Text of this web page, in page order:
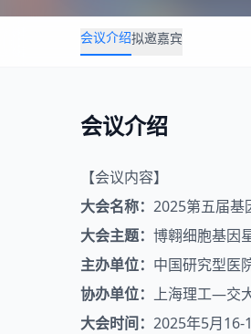
会议介绍拟邀嘉宾
会议介绍
【会议内容】
大会名称： 2025第五届基
大会主题： 博翱细胞基因
主办单位： 中国研究型医
协办单位： 上海理工—交
大会时间： 2025年5月16-